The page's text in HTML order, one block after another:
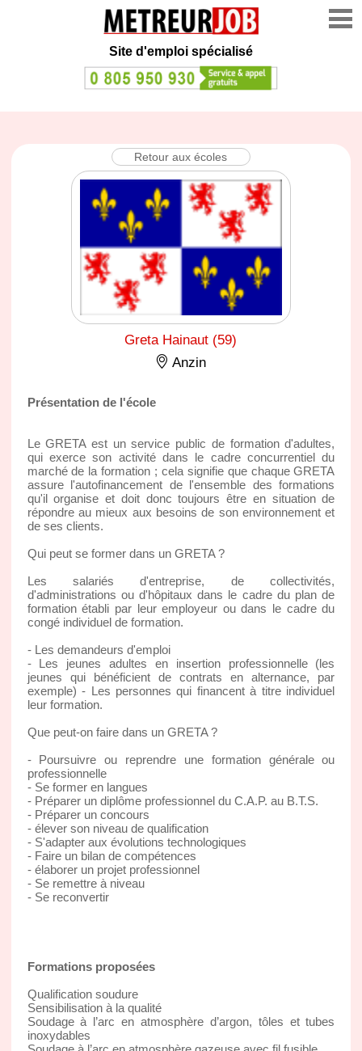
Site d'emploi spécialisé
Retour aux écoles
Greta Hainaut (59)
Anzin
Présentation de l'école
Le GRETA est un service public de formation d'adultes,
qui exerce son activité dans le cadre concurrentiel du
marché de la formation ; cela signifie que chaque GRETA
assure l'autofinancement de l'ensemble des formations
qu'il organise et doit donc toujours être en situation de
répondre au mieux aux besoins de son environnement et
de ses clients.
Qui peut se former dans un GRETA ?
Les salariés d'entreprise, de collectivités,
d'administrations ou d'hôpitaux dans le cadre du plan de
formation établi par leur employeur ou dans le cadre du
congé individuel de formation.
- Les demandeurs d'emploi
- Les jeunes adultes en insertion professionnelle (les
jeunes qui bénéficient de contrats en alternance, par
exemple) - Les personnes qui financent à titre individuel
leur formation.
Que peut-on faire dans un GRETA ?
- Poursuivre ou reprendre une formation générale ou
professionnelle
- Se former en langues
- Préparer un diplôme professionnel du C.A.P. au B.T.S.
- Préparer un concours
- élever son niveau de qualification
- S'adapter aux évolutions technologiques
- Faire un bilan de compétences
- élaborer un projet professionnel
- Se remettre à niveau
- Se reconvertir
Formations proposées
Qualification soudure
Sensibilisation à la qualité
Soudage à l’arc en atmosphère d’argon, tôles et tubes
inoxydables